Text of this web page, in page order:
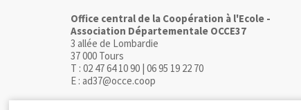
Office central de la Coopération à l'Ecole -
Association Départementale OCCE37
3 allée de Lombardie
37 000 Tours
T : 02 47 64 10 90 | 06 95 19 22 70
E : ad37@occe.coop